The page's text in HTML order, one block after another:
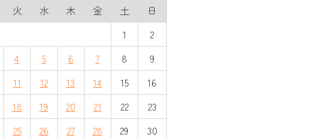
火 水 木 金 土
日
1
2
4 5 6 7 8
9
11 12 13 14 15
16
18 19 20 21 22
23
25 26 27 28 29
30